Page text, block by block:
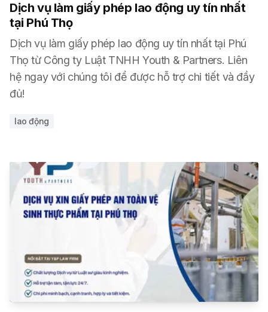
Dịch vụ làm giấy phép lao động uy tín nhất
tại Phú Thọ
Dịch vụ làm giấy phép lao động uy tín nhất tại Phú
Thọ từ Công ty Luật TNHH Youth & Partners. Liên
hệ ngay với chúng tôi để được hỗ trợ chi tiết và đầy
đủ!
lao động